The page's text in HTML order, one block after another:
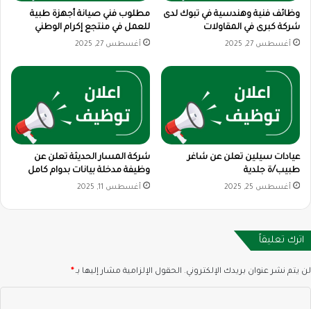
وظائف فنية وهندسية في تبوك لدى
شركة كبرى في المقاولات
أغسطس 27, 2025
مطلوب فني صيانة أجهزة طبية
للعمل في منتجع إكرام الوطني
أغسطس 27, 2025
عيادات سيلين تعلن عن شاغر
طبيب/ة جلدية
أغسطس 25, 2025
شركة المسار الحديثة تعلن عن
وظيفة مدخلة بيانات بدوام كامل
أغسطس 11, 2025
اترك تعليقاً
لن يتم نشر عنوان بريدك الإلكتروني. الحقول الإلزامية مشار إليها بـ *